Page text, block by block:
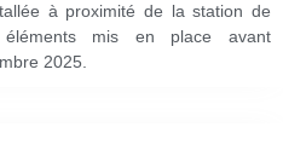
à proximité de la station de
mis en place avant
2025.